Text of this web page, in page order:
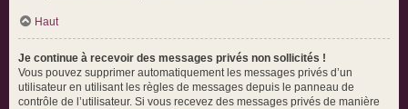
Haut
Je continue à recevoir des messages privés non sollicités !
Vous pouvez supprimer automatiquement les messages privés d’un
utilisateur en utilisant les règles de messages depuis le panneau de
contrôle de l’utilisateur. Si vous recevez des messages privés de manière